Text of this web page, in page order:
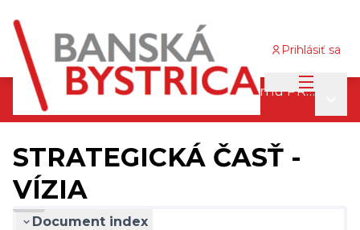
Prihlásiť sa
Pripomienkovací proces finálneho návrhu PRM 2030
STRATEGICKÁ ČASŤ - VÍZIA
STRATEGICKÁ ČASŤ -
VÍZIA
Document index